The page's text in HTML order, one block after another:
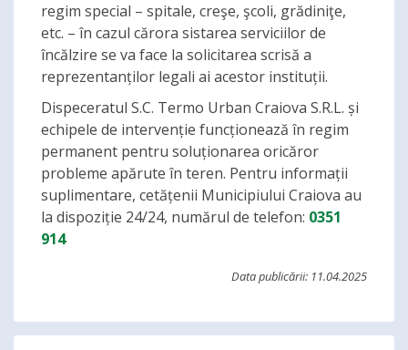
regim special – spitale, creşe, şcoli, grădiniţe,
etc. – în cazul cărora sistarea serviciilor de
încălzire se va face la solicitarea scrisă a
reprezentanților legali ai acestor instituții.
Dispeceratul S.C. Termo Urban Craiova S.R.L. și
echipele de intervenție funcționează în regim
permanent pentru soluționarea oricăror
probleme apărute în teren. Pentru informații
suplimentare, cetățenii Municipiului Craiova au
la dispoziție 24/24, numărul de telefon: 0351
914
Data publicării: 11.04.2025